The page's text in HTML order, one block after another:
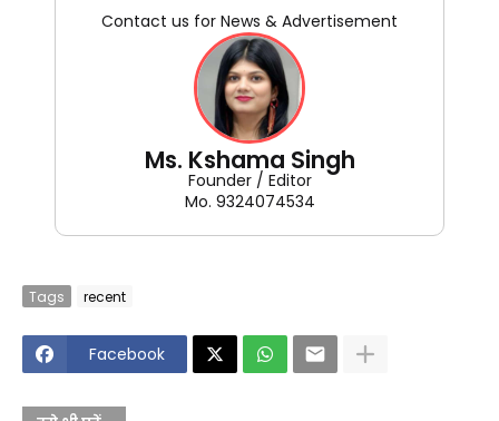
Contact us for News & Advertisement
Ms. Kshama Singh
Founder / Editor
Mo. 9324074534
Tags recent
Facebook